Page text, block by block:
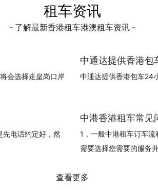
租车资讯
- 了解最新香港租车港澳租车资讯 -
会选择走皇岗口岸
中通达提供香港包
中通达提供香港包车24
先电话约定好，然
中港香港租车常见
1．一般中港租车订车
需要选择您需要的服务
查看更多